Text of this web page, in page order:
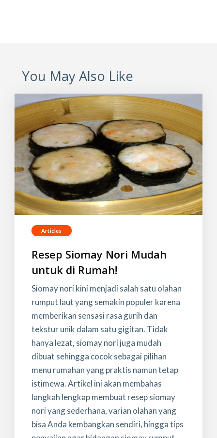
You May Also Like
Articles
Resep Siomay Nori Mudah
untuk di Rumah!
Siomay nori kini menjadi salah satu olahan
rumput laut yang semakin populer karena
memberikan sensasi rasa gurih dan
tekstur unik dalam satu gigitan. Tidak
hanya lezat, siomay nori juga mudah
dibuat sehingga cocok sebagai pilihan
menu rumahan yang praktis namun tetap
istimewa. Artikel ini akan membahas
langkah lengkap membuat resep siomay
nori yang sederhana, varian olahan yang
bisa Anda kembangkan sendiri, hingga tips